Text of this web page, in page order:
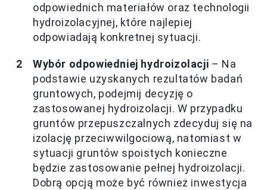
odpowiednich materiałów oraz technologii
hydroizolacyjnej, które najlepiej
odpowiadają konkretnej sytuacji.
Wybór odpowiedniej hydroizolacji – Na
podstawie uzyskanych rezultatów badań
gruntowych, podejmij decyzję o
zastosowanej hydroizolacji. W przypadku
gruntów przepuszczalnych zdecyduj się na
izolację przeciwwilgociową, natomiast w
sytuacji gruntów spoistych konieczne
będzie zastosowanie pełnej hydroizolacji.
Dobrą opcją może być również inwestycja